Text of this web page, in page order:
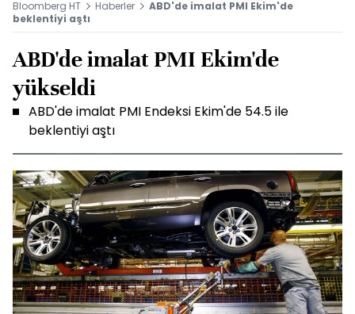
Bloomberg HT Haberler
ABD'de imalat PMI Ekim'de
beklentiyi aştı
ABD'de imalat PMI Ekim'de
yükseldi
ABD'de imalat PMI Endeksi Ekim'de 54.5 ile
beklentiyi aştı